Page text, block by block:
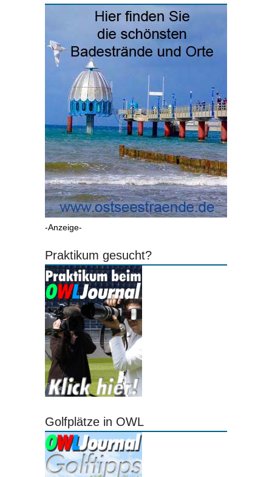
-Anzeige-
Praktikum gesucht?
Golfplätze in OWL